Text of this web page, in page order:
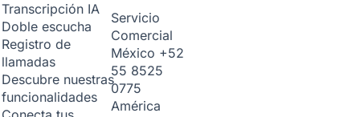
Transcripción IA
Doble escucha
Registro de
llamadas
Descubre nuestras
funcionalidades
Servicio
Comercial
México +52
55 8525
0775
América